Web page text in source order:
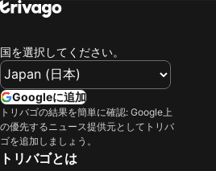
国を選択してください。
Googleに追加
トリバゴの結果を簡単に確認: Google上
の優先するニュース提供元としてトリバ
ゴを追加しましょう。
トリバゴとは